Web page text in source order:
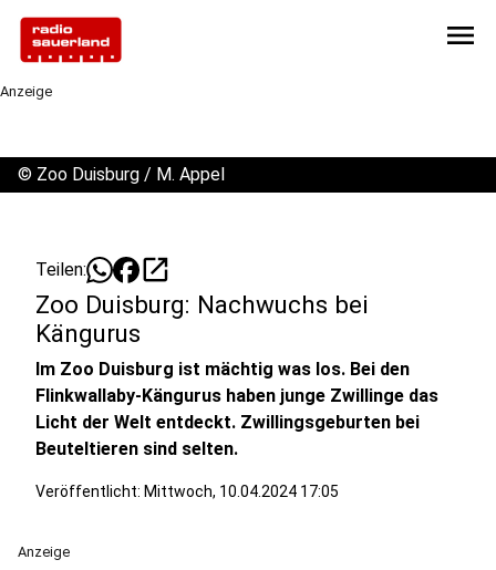
menu
Anzeige
© Zoo Duisburg / M. Appel
Teilen: open_in_new
Zoo Duisburg: Nachwuchs bei
Kängurus
Im Zoo Duisburg ist mächtig was los. Bei den
Flinkwallaby-Kängurus haben junge Zwillinge das
Licht der Welt entdeckt. Zwillingsgeburten bei
Beuteltieren sind selten.
Veröffentlicht: Mittwoch, 10.04.2024 17:05
Anzeige